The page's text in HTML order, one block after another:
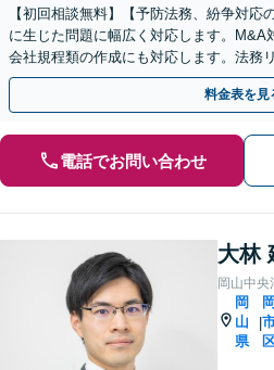
【初回相談無料】【予防法務、紛争対応
に生じた問題に幅広く対応します。M&A
会社規程類の作成にも対応します。法務
できる環境を整えます。お気軽にご相談
料金表を見
電話でお問い合わせ
大林
岡山中
岡
山
県
|